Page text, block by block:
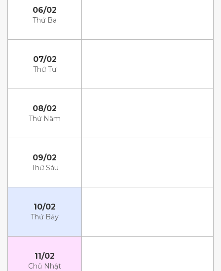
06/02
Thứ Ba
07/02
Thứ Tư
08/02
Thứ Năm
09/02
Thứ Sáu
10/02
Thứ Bảy
11/02
Chủ Nhật